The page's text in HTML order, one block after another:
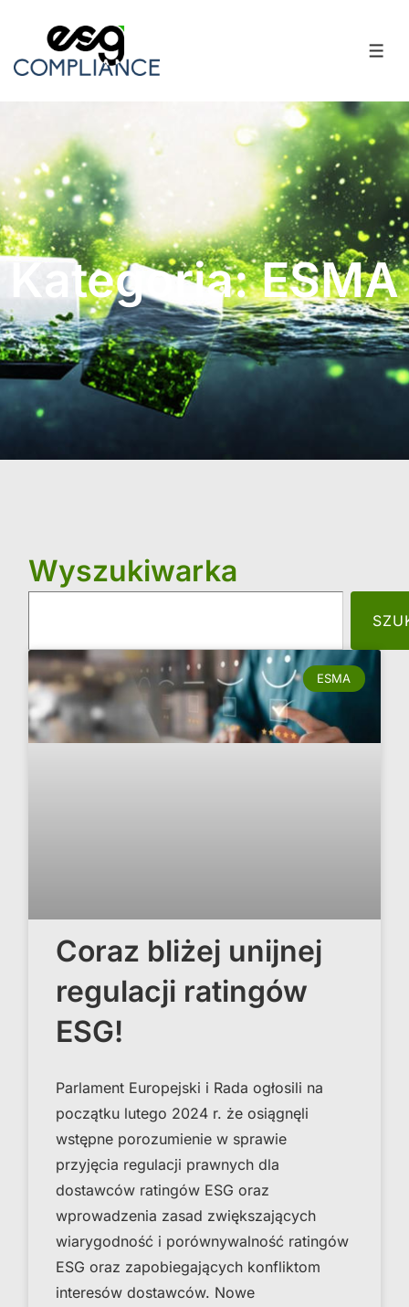
Kategoria: ESMA
Wyszukiwarka
ESMA
Coraz bliżej unijnej
regulacji ratingów
ESG!
Parlament Europejski i Rada ogłosili na
początku lutego 2024 r. że osiągnęli
wstępne porozumienie w sprawie
przyjęcia regulacji prawnych dla
dostawców ratingów ESG oraz
wprowadzenia zasad zwiększających
wiarygodność i porównywalność ratingów
ESG oraz zapobiegających konfliktom
interesów dostawców. Nowe